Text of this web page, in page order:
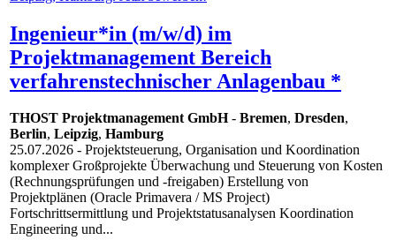
Ingenieur*in (m/w/d) im
Projektmanagement Bereich
verfahrenstechnischer Anlagenbau *
THOST Projektmanagement GmbH- Bremen, Dresden,
Berlin, Leipzig, Hamburg
25.07.2026 - Projektsteuerung, Organisation und Koordination
komplexer Großprojekte Überwachung und Steuerung von Kosten
(Rechnungsprüfungen und -freigaben) Erstellung von
Projektplänen (Oracle Primavera / MS Project)
Fortschrittsermittlung und Projektstatusanalysen Koordination
Engineering und...